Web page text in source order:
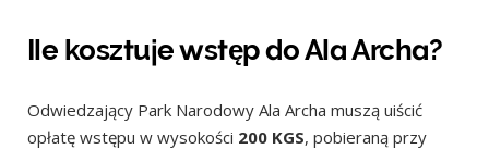
Ile kosztuje wstęp do Ala Archa?
Odwiedzający Park Narodowy Ala Archa muszą uiścić
opłatę wstępu w wysokości 200 KGS, pobieraną przy